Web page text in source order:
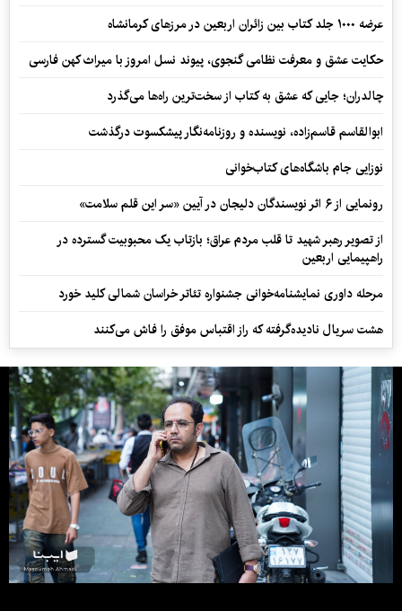
عرضه ۱۰۰۰ جلد کتاب بین زائران اربعین در مرزهای کرمانشاه
حکایت عشق و معرفت نظامی گنجوی، پیوند نسل امروز با میراث کهن فارسی
چالدران؛ جایی که عشق به کتاب از سخت‌ترین راه‌ها می‌گذرد
ابوالقاسم قاسم‌زاده، نویسنده و روزنامه‌نگار پیشکسوت درگذشت
نوزایی جام باشگاه‌های کتاب‌خوانی
رونمایی از ۶ اثر نویسندگان دلیجان در آیین «سر این قلم سلامت»
از تصویر رهبر شهید تا قلب مردم عراق؛ بازتاب یک محبوبیت گسترده در
راهپیمایی اربعین
مرحله داوری نمایشنامه‌خوانی جشنواره تئاتر خراسان شمالی کلید خورد
هشت سریال نادیده‌گرفته که راز اقتباس موفق را فاش می‌کنند